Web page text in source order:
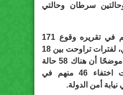
سرطان وحالتي
ورصد مركز النديم في تقريره وقوع 171
حالة اختفاء قسري، لفترات تراوحت بين 18
يومًا أو 3 سنوات، موضحًا أن هناك 58 حالة
ظهرت بعد فترات اختفاء 46 منهم في